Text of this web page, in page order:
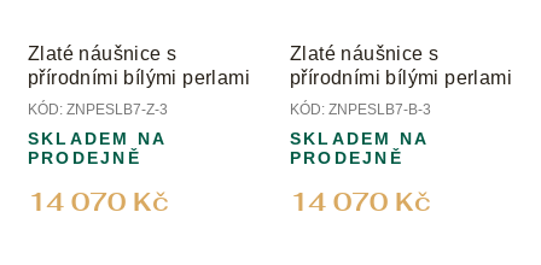
Zlaté náušnice s
přírodními bílými perlami
KÓD: ZNPESLB7-Z-3
14 070 Kč
SKLADEM NA
PRODEJNĚ
Zlaté náušnice s
přírodními bílými perlami
KÓD: ZNPESLB7-B-3
14 070 Kč
SKLADEM NA
PRODEJNĚ